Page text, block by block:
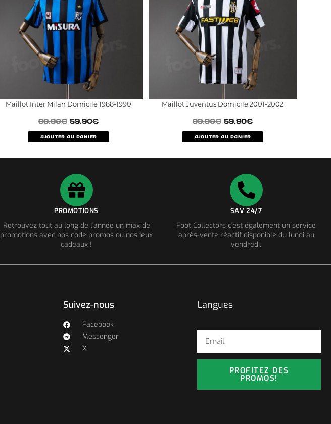
Maillot Inter Milan Domicile 1988-1990
99.90€ 59.90€
AJOUTER AU PANIER
Maillot Juventus Domicile 2001-2002
99.90€ 59.90€
AJOUTER AU PANIER
PROMOTIONS
Retrouvez tout au long de l'année un max de
promotions avec nos code promos ou nos jeux
cadeaux !
SAV 24/7
Foot Collectors c'est également un service
après-vente réactif disponible du lundi au
vendredi.
Suivez-nous
Facebook
Messenger
X
Langues
PROFITEZ DES
PROMOS!